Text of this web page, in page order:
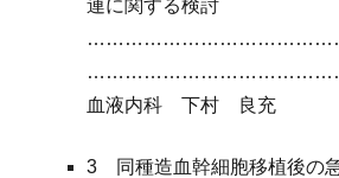
連に関する検討
……………………………………
血液内科 下村 良充
3 同種造血幹細胞移植後の